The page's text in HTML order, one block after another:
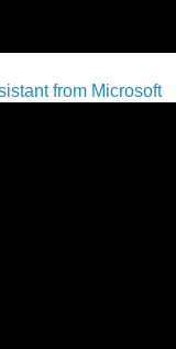
from Microsoft